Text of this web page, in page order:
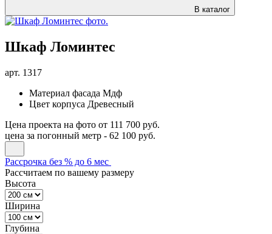
В каталог
Шкаф Ломинтес
арт. 1317
Материал фасада Мдф
Цвет корпуса Древесный
Цена проекта на фото от 111 700 руб.
цена за погонный метр - 62 100 руб.
Рассрочка без % до 6 мес
Рассчитаем по вашему размеру
Высота
Ширина
Глубина